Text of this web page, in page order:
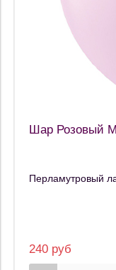
Шар Розовый
Перламутровый
240 руб